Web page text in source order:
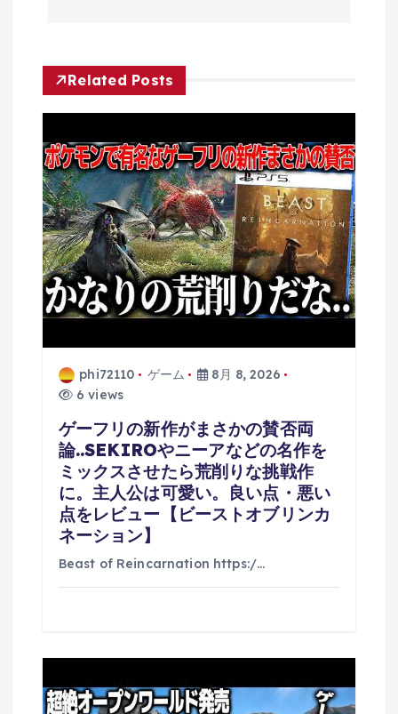
シ
ョ
ン
Related Posts
phi72110 ゲーム
8月 8, 2026
6 views
ゲーフリの新作がまさかの賛否両
論..SEKIROやニーアなどの名作を
ミックスさせたら荒削りな挑戦作
に。主人公は可愛い。良い点・悪い
点をレビュー【ビーストオブリンカ
ネーション】
Beast of Reincarnation https:/…